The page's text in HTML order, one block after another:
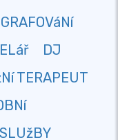
DJ
TERAPEUT